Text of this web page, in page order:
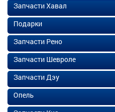
Запчасти Хавал
Подарки
Запчасти Рено
Запчасти Шевроле
Запчасти Дэу
Опель